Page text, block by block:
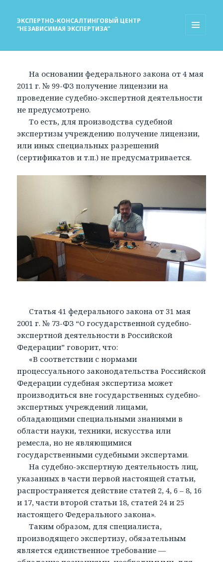
ЭКСПЕРТНО-КОНСАЛТИНГОВЫЙ ЦЕНТР
“НЕЗАВИСИМАЯ ЭКСПЕРТИЗА”
На основании федерального закона от 4 мая
2011 г. № 99-ФЗ получение лицензии на
проведение судебно-экспертной деятельности
не предусмотрено.
То есть, для производства судебной
экспертизы учреждению получение лицензии,
или иных специальных разрешений
(сертификатов и т.п.) не предусматривается.
Статья 41 федерального закона от 31 мая
2001 г. № 73-ФЗ “О государственной судебно-
экспертной деятельности в Российской
Федерации” говорит, что:
«В соответствии с нормами
процессуального законодательства Российской
Федерации судебная экспертиза может
производиться вне государственных судебно-
экспертных учреждений лицами,
обладающими специальными знаниями в
области науки, техники, искусства или
ремесла, но не являющимися
государственными судебными экспертами.
На судебно-экспертную деятельность лиц,
указанных в части первой настоящей статьи,
распространяется действие статей 2, 4, 6 – 8, 16
и 17, части второй статьи 18, статей 24 и 25
настоящего Федерального закона».
Таким образом, для специалиста,
производящего экспертизу, обязательным
является единственное требование —